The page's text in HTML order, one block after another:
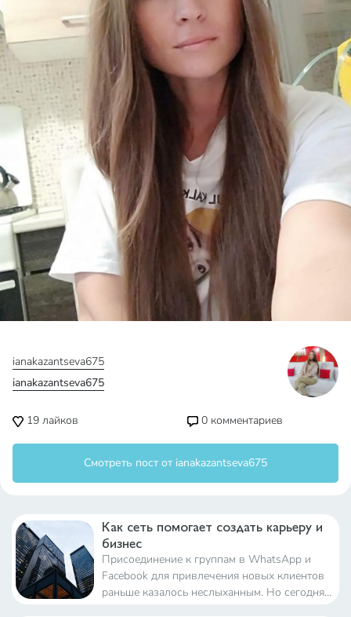
ianakazantseva675
ianakazantseva675
19 лайков 0 комментариев
Смотреть пост от ianakazantseva675
Как сеть помогает создать карьеру и
бизнес
Присоединение к группам в WhatsApp и
Facebook для привлечения новых клиентов
раньше казалось неслыханным. Но сегодня